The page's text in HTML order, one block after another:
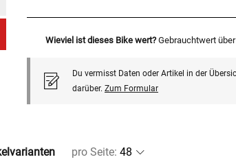
Wieviel ist dieses Bike wert? Gebrauchtwert
Du vermisst Daten oder Artikel in der
darüber. Zum Formular
pro Seite: